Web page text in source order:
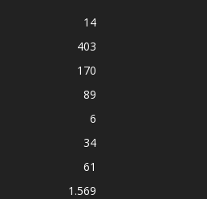
14
403
170
89
6
34
61
1.569